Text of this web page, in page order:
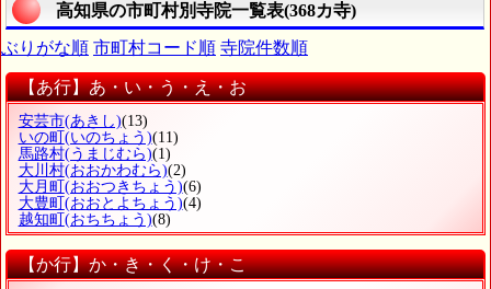
高知県の市町村別寺院一覧表(368カ寺)
ぶりがな順 市町村コード順 寺院件数順
【あ行】あ・い・う・え・お
安芸市(あきし)(13)
いの町 (いのちょう)(11)
馬路村(うまじむら)(1)
大川村(おおかわむら)(2)
大月町 (おおつきちょう)(6)
大豊町 (おおとよちょう)(4)
越知町 (おちちょう)(8)
【か行】か・き・く・け・こ